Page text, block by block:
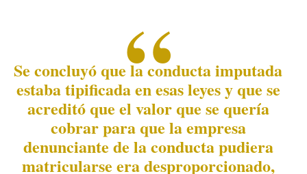
Se concluyó que la conducta imputada
estaba tipificada en esas leyes y que se
acreditó que el valor que se quería
cobrar para que la empresa
denunciante de la conducta pudiera
matricularse era desproporcionado,